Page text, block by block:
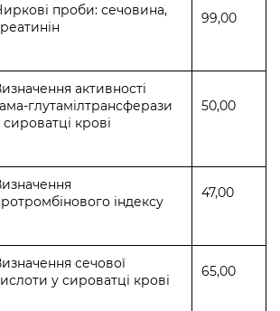
проби: сечовина,
99,00
активності
глутамілтрансферази
сироватці крові
50,00
індексу
47,00
сечової
у сироватці крові
65,00